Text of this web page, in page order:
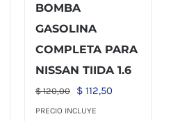
BOMBA
GASOLINA
COMPLETA PARA
NISSAN TIIDA 1.6
$120,00
El
precio
$ 112,50El
PRECIO INCLUYE